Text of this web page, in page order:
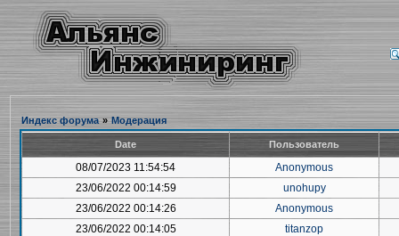
Индекс форума » Модерация
Date Пользователь
08/07/2023 11:54:54
Anonymous
23/06/2022 00:14:59
unohupy
23/06/2022 00:14:26
Anonymous
23/06/2022 00:14:05
titanzop